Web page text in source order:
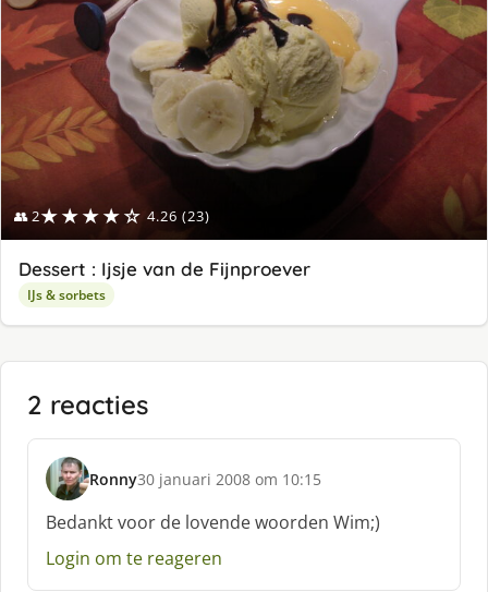
👥 2★★★★☆ 4.26 (23)
Dessert : Ijsje van de Fijnproever
IJs & sorbets
2 reacties
Ronny
s
c
h
r
30 januari 2008 om 10:15
Bedankt voor de lovende woorden Wim;)
Login om te reageren